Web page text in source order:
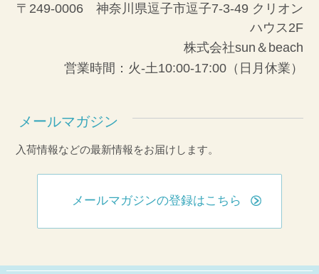
〒249-0006 神奈川県逗子市逗子7-3-49 クリオン
ハウス2F
株式会社sun＆beach
営業時間：火-土10:00-17:00（日月休業）
メールマガジン
入荷情報などの最新情報をお届けします。
メールマガジンの登録はこちら